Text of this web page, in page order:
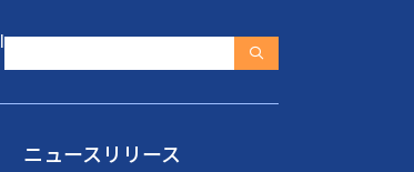
ニュースリリース